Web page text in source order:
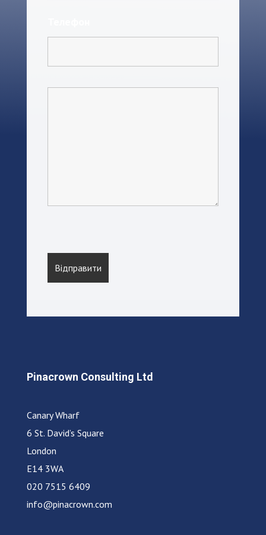
Pinacrown Consulting Ltd
Canary Wharf
6 St. David’s Square
London
E14 3WA
020 7515 6409
info@pinacrown.com